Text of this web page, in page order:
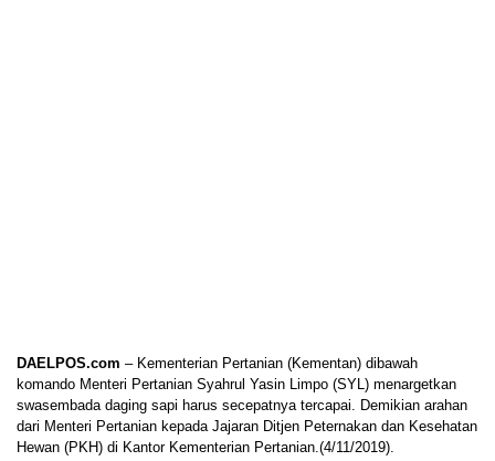
DAELPOS.com – Kementerian Pertanian (Kementan) dibawah
komando Menteri Pertanian Syahrul Yasin Limpo (SYL) menargetkan
swasembada daging sapi harus secepatnya tercapai. Demikian arahan
dari Menteri Pertanian kepada Jajaran Ditjen Peternakan dan Kesehatan
Hewan (PKH) di Kantor Kementerian Pertanian.(4/11/2019).